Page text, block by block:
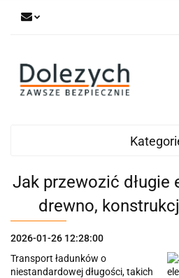
Jak przewozić długie
drewno,
2026-01-26 12:28:00
Transport ładunków o
niestandardowej długości, takich